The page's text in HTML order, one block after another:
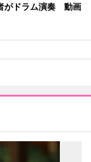
がドラム演奏 動画